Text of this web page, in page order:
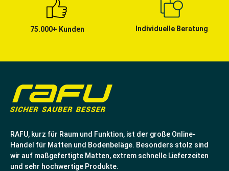
75.000+ Kunden Individuelle Beratung
RAFU, kurz für Raum und Funktion, ist der große Online-
Handel für Matten und Bodenbeläge. Besonders stolz sind
wir auf maßgefertigte Matten, extrem schnelle Lieferzeiten
und sehr hochwertige Produkte.